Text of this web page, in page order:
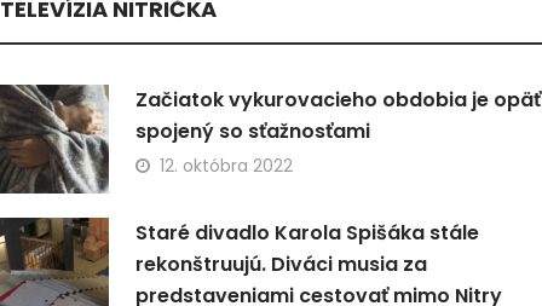
TELEVÍZIA NITRIČKA
Začiatok vykurovacieho obdobia je opäť
spojený so sťažnosťami
12. októbra 2022
Staré divadlo Karola Spišáka stále
rekonštruujú. Diváci musia za
predstaveniami cestovať mimo Nitry